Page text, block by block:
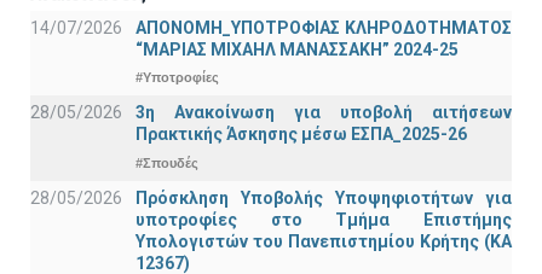
14/07/2026
ΑΠΟΝΟΜΗ_ΥΠΟΤΡΟΦΙΑΣ ΚΛΗΡΟΔΟΤΗΜΑΤΟΣ
“ΜΑΡΙΑΣ ΜΙΧΑΗΛ ΜΑΝΑΣΣΑΚΗ” 2024-25
#Υποτροφίες
28/05/2026
3η Ανακοίνωση για υποβολή αιτήσεων
Πρακτικής Άσκησης μέσω ΕΣΠΑ_2025-26
#Σπουδές
28/05/2026
Πρόσκληση Υποβολής Υποψηφιοτήτων για
υποτροφίες στο Τμήμα Επιστήμης
Υπολογιστών του Πανεπιστημίου Κρήτης (ΚΑ
12367)